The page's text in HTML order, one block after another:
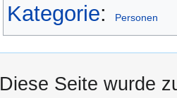
Kategorie: Personen
Diese Seite wurde